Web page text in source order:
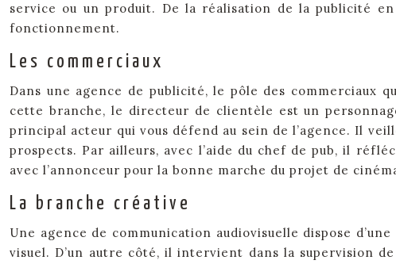
service ou un produit. De la réalisation de la publicité
fonctionnement.
Les commerciaux
Dans une agence de publicité, le pôle des commerciaux
cette branche, le directeur de clientèle est un
principal acteur qui vous défend au sein de l’agence. Il
prospects. Par ailleurs, avec l’aide du chef de pub, il
avec l’annonceur pour la bonne marche du projet de
La branche créative
Une agence de communication audiovisuelle dispose
visuel. D’un autre côté, il intervient dans la supervision